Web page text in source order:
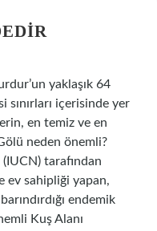
yaklaşık 64
sınırları içerisinde yer
en temiz ve en
neden önemli?
tarafından
ev sahipliği yapan,
endemik
Kuş Alanı